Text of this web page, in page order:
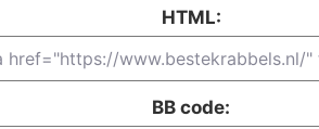
HTML:
BB code: